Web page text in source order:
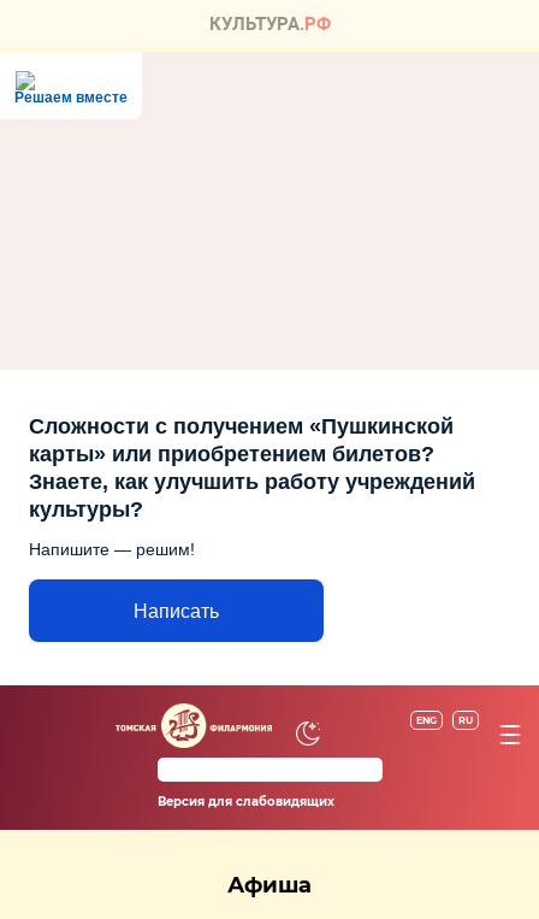
Решаем вместе
Сложности с получением «Пушкинской
карты» или приобретением билетов?
Знаете, как улучшить работу учреждений
культуры?
Напишите — решим!
Написать
ENG RU
Версия для слабовидящих
Афиша